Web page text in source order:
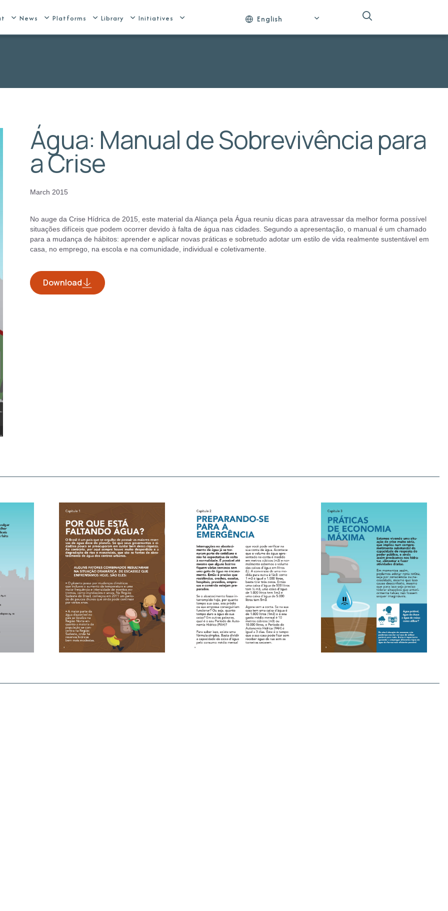
News Platforms Library Initiatives English
Água: Manual de Sobrevivência para
a Crise
March 2015
No auge da Crise Hídrica de 2015, este material da Aliança pela Água reuniu dicas para atravessar da melhor forma possível
situações difíceis que podem ocorrer devido à falta de água nas cidades. Segundo a apresentação, o manual é um chamado
para a mudança de hábitos: aprender e aplicar novas práticas e sobretudo adotar um estilo de vida realmente sustentável em
casa, no emprego, na escola e na comunidade, individual e coletivamente.
Download